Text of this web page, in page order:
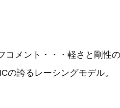
コメント・・・軽さと剛性
の誇るレーシングモデル。